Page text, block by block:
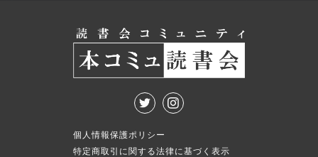
個人情報保護ポリシー
特定商取引に関する法律に基づく表示